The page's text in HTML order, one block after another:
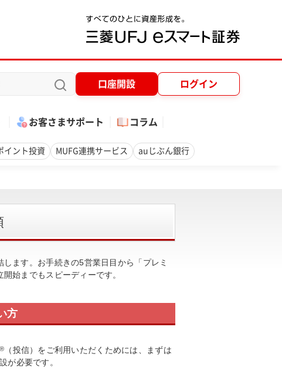
口座開設 ログイン
お客さまサポート コラム
イント投資 MUFG連携サービス auじぶん銀行
ます。お手続きの5営業日目から「プレミ
始までもスピーディーです。
方
®
（投信）をご利用いただくためには、まずは
が必要です。